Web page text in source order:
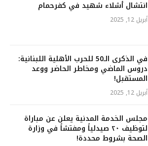
انتشال أشلاء شهيد في كفرحمام
أبريل 12, 2025
في الذكرى الـ50 للحرب الأهلية اللبنانية:
دروس الماضي ومخاطر الحاضر ووعد
المستقبل!
أبريل 12, 2025
مجلس الخدمة المدنية يعلن عن مباراة
لتوظيف ٢٠ صيدلياً ومفتشاً في وزارة
الصحة بشروط محددة!